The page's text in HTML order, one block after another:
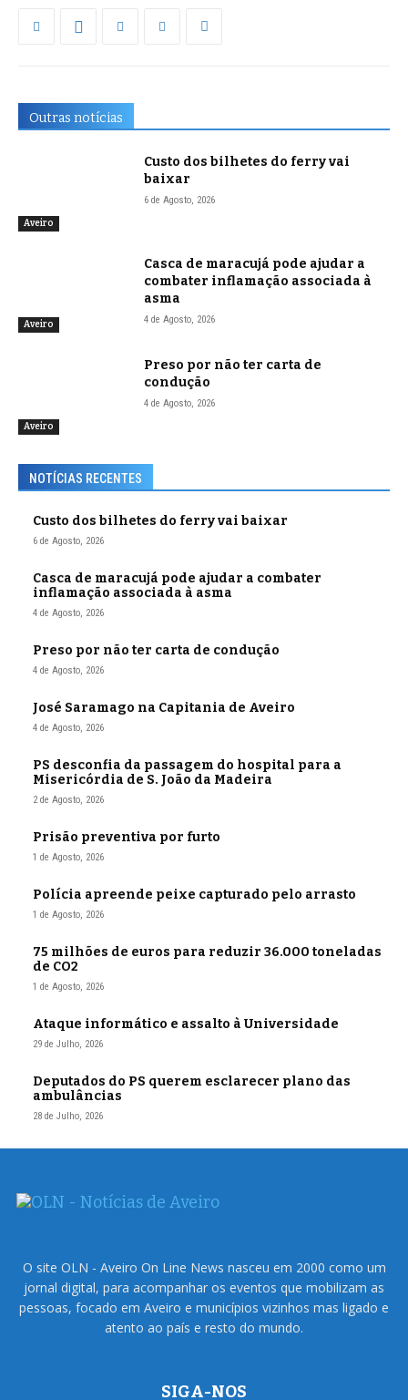
Outras notícias
Aveiro
Custo dos bilhetes do ferry vai
baixar
6 de Agosto, 2026
Aveiro
Casca de maracujá pode ajudar a
combater inflamação associada à
asma
4 de Agosto, 2026
Aveiro
Preso por não ter carta de
condução
4 de Agosto, 2026
NOTÍCIAS RECENTES
Custo dos bilhetes do ferry vai baixar
6 de Agosto, 2026
Casca de maracujá pode ajudar a combater
inflamação associada à asma
4 de Agosto, 2026
Preso por não ter carta de condução
4 de Agosto, 2026
José Saramago na Capitania de Aveiro
4 de Agosto, 2026
PS desconfia da passagem do hospital para a
Misericórdia de S. João da Madeira
2 de Agosto, 2026
Prisão preventiva por furto
1 de Agosto, 2026
Polícia apreende peixe capturado pelo arrasto
1 de Agosto, 2026
75 milhões de euros para reduzir 36.000 toneladas
de CO2
1 de Agosto, 2026
Ataque informático e assalto à Universidade
29 de Julho, 2026
Deputados do PS querem esclarecer plano das
ambulâncias
28 de Julho, 2026
O site OLN - Aveiro On Line News nasceu em 2000 como um
jornal digital, para acompanhar os eventos que mobilizam as
pessoas, focado em Aveiro e municípios vizinhos mas ligado e
atento ao país e resto do mundo.
SIGA-NOS